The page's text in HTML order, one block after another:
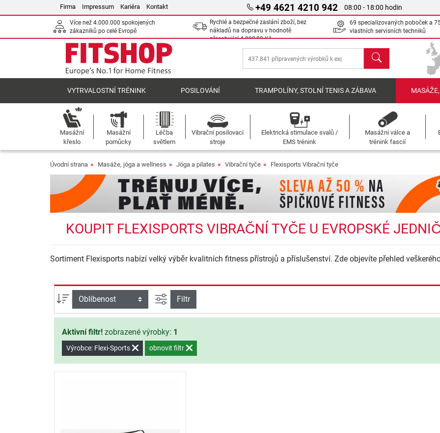
Firma Impressum Kariéra Kontakt +49 4621 4210 942 08:00 - 18:00 hodin
Více než 4.000.000 spokojených
zákazníků po celé Evropě
Rychlé a bezpečné zaslání zboží, bez
nákladů na dopravu v hodnotě
přesahující4 000,00 Kč
69 specializovaných poboček a
vlastních servisních techniků
Hledat
VYTRVALOSTNÍ TRÉNINK POSILOVÁNÍ TRAMPOLÍNY, STOLNÍ TENIS A ZÁBAVA
Masážní
křeslo
Masážní
pomůcky
Léčba
světlem
Vibrační posilovací
stroje
Elektrická stimulace svalů /
EMS trénink
Masážní válce a
trénink fascií
Úvodní strana Masáže, jóga a wellness Jóga a pilates Vibrační tyče Flexisports Vibrační tyče
KOUPIT FLEXISPORTS VIBRAČNÍ TYČE U EVROPSKÉ
Sortiment Flexisports nabízí velký výběr kvalitních fitness přístrojů a příslušenství. Zde objevíte přehled
Třídění Filtrovat náhled
Filtr
Aktivní filtr! zobrazené výrobky: 1
Výrobce: Flexi-Sports obnovit filtr